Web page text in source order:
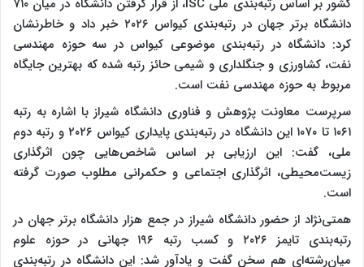
دانشگاه برتر جهان در رتبه‌بندی کیواس ۲۰۲۶ خبر داد و خاطرنشان
کرد: دانشگاه در رتبه‌بندی موضوعی کیواس در سه حوزه مهندسی
نفت، کشاورزی و جنگلداری و شیمی حائز رتبه شده که بهترین جایگاه
مربوط به حوزه مهندسی نفت است.
سرپرست معاونت پژوهش و فناوری دانشگاه شیراز با اشاره به رتبه
۱۰۶۱ تا ۱۰۷۰ این دانشگاه در رتبه‌بندی پایداری کیواس ۲۰۲۶ و رتبه دوم
ملی، گفت: این ارزیابی بر اساس شاخص‌هایی چون اثرگذاری
زیست‌محیطی، اثرگذاری اجتماعی و حکمرانی مطلوب صورت گرفته
است.
همتی‌نژاد از حضور دانشگاه شیراز در جمع هزار دانشگاه برتر جهان در
رتبه‌بندی تایمز ۲۰۲۶ و کسب رتبه ۱۹۶ جهانی در حوزه علوم
میان‌رشته‌ای هم سخن گفت و یادآور شد: این دانشگاه در رتبه‌بندی